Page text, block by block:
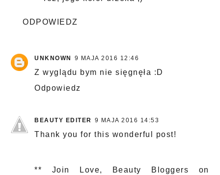
ODPOWIEDZ
UNKNOWN 9 MAJA 2016 12:46
Z wyglądu bym nie sięgnęła :D
Odpowiedz
BEAUTY EDITER 9 MAJA 2016 14:53
Thank you for this wonderful post!
** Join Love, Beauty Bloggers on